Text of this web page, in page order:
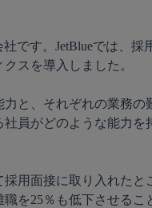
です。JetBlueでは、採
スを導入しました。
と、それぞれの業務の
員がどのような能力を
用面接に取り入れたと
を25％も低下させるこ